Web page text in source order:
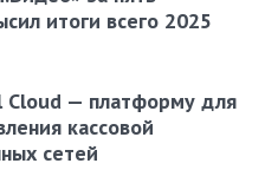
итоги всего 2025
— платформу для
кассовой
сетей